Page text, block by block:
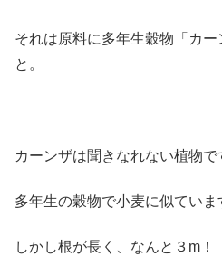
それは原料に多年生穀物「カー
と。
カーンザは聞きなれない植物で
多年生の穀物で小麦に似ていま
しかし根が長く、なんと３m！